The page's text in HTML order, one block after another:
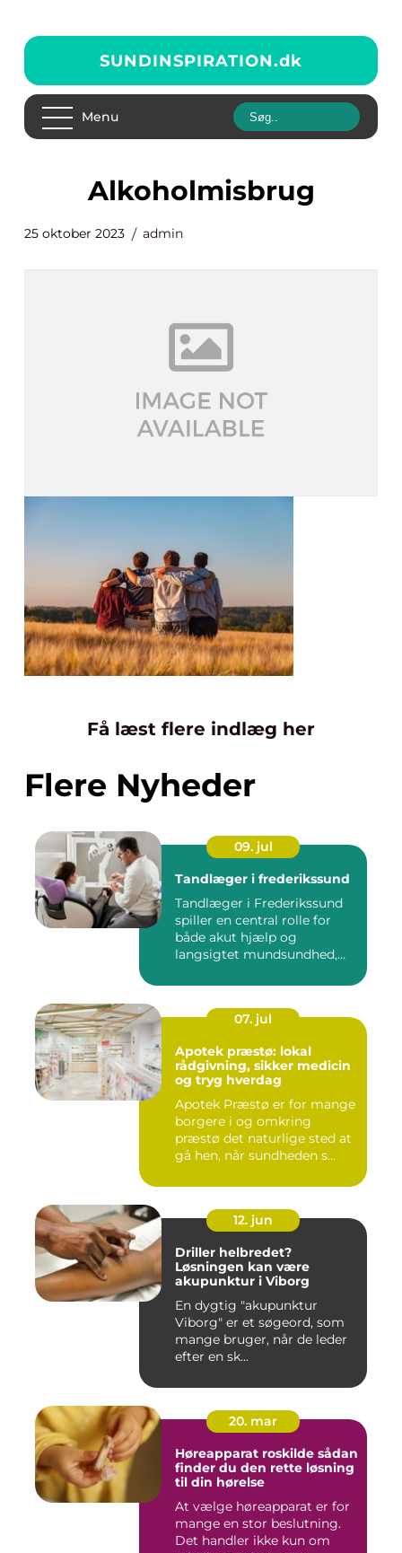
SUNDINSPIRATION.dk
Menu
alkoholmisbrug
25 oktober 2023 admin
Få læst flere indlæg her
Flere Nyheder
09. jul
Tandlæger i frederikssund
Tandlæger i Frederikssund
spiller en central rolle for
både akut hjælp og
langsigtet mundsundhed,
07. jul
Apotek præstø: lokal
rådgivning, sikker medicin
og tryg hverdag
Apotek Præstø er for mange
borgere i og omkring
præstø det naturlige sted at
gå hen, når sundheden s...
12. jun
Driller helbredet?
Løsningen kan være
akupunktur i Viborg
En dygtig "akupunktur
Viborg" er et søgeord, som
mange bruger, når de leder
efter en sk...
20. mar
Høreapparat roskilde sådan
finder du den rette løsning
til din hørelse
At vælge høreapparat er for
mange en stor beslutning.
Det handler ikke kun om